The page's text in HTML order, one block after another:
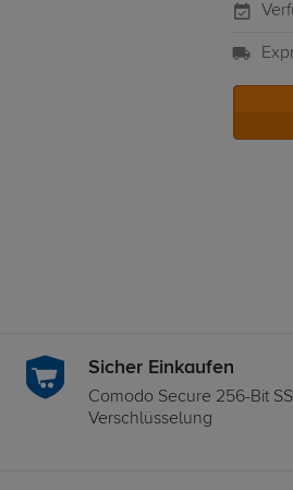
Sicher Einkaufen
Comodo Secure 256-Bit
Verschlüsselung